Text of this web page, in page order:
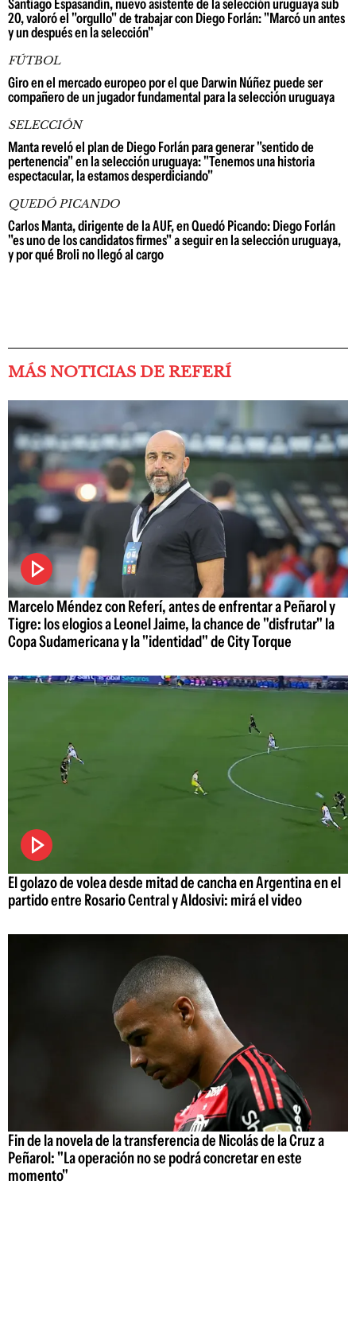
Santiago Espasandín, nuevo asistente de la selección uruguaya sub
20, valoró el "orgullo" de trabajar con Diego Forlán: "Marcó un antes
y un después en la selección"
FÚTBOL
Giro en el mercado europeo por el que Darwin Núñez puede ser
compañero de un jugador fundamental para la selección uruguaya
SELECCIÓN
Manta reveló el plan de Diego Forlán para generar "sentido de
pertenencia" en la selección uruguaya: "Tenemos una historia
espectacular, la estamos desperdiciando"
QUEDÓ PICANDO
Carlos Manta, dirigente de la AUF, en Quedó Picando: Diego Forlán
"es uno de los candidatos firmes" a seguir en la selección uruguaya,
y por qué Broli no llegó al cargo
MÁS NOTICIAS DE REFERÍ
Marcelo Méndez con Referí, antes de enfrentar a Peñarol y
Tigre: los elogios a Leonel Jaime, la chance de "disfrutar" la
Copa Sudamericana y la "identidad" de City Torque
El golazo de volea desde mitad de cancha en Argentina en el
partido entre Rosario Central y Aldosivi: mirá el video
Fin de la novela de la transferencia de Nicolás de la Cruz a
Peñarol: "La operación no se podrá concretar en este
momento"